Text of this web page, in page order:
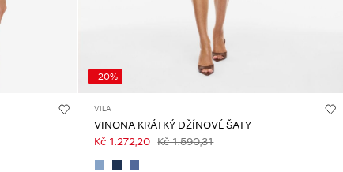
-20%
VILA
VINONA KRÁTKÝ DŽÍNOVÉ ŠATY
Kč 1.272,20 Kč 1.590,31